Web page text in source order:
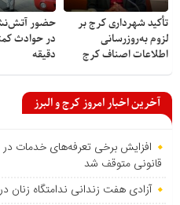
تأکید شهرداری کرج بر
لزوم به‌روزرسانی
اطلاعات اصناف کرج
حضور
دقیقه
آخرین اخبار امروز کرج و البرز
افزایش برخی تعرفه‌های خدمات در
قانونی متوقف شد
آزادی هفت زندانی ندامتگاه زنان